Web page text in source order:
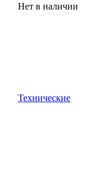
Нет в наличии
Технические